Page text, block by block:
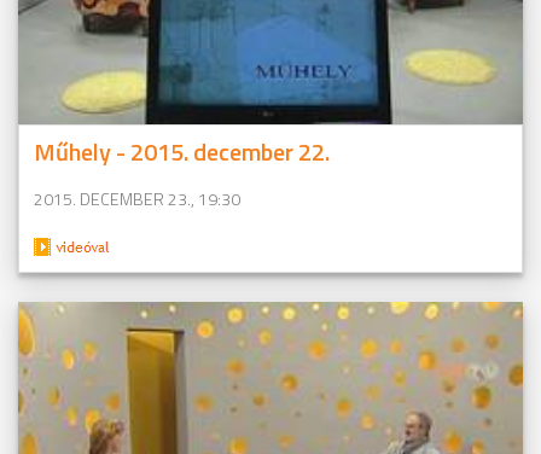
Műhely - 2015. december 22.
2015. DECEMBER 23., 19:30